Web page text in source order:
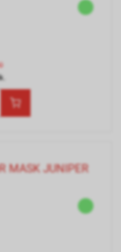
MASK JUNIPER